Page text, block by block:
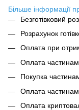
Більше інформації
Безготівковий
Розрахунок
Оплата при
Оплата
Покупка
Оплата
Оплата